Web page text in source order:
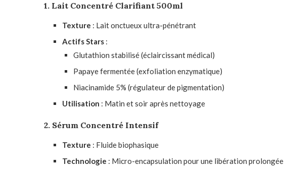
1. Lait Concentré Clarifiant 500ml
Texture : Lait onctueux ultra-pénétrant
Actifs Stars :
Glutathion stabilisé (éclaircissant médical)
Papaye fermentée (exfoliation enzymatique)
Niacinamide 5% (régulateur de pigmentation)
Utilisation : Matin et soir après nettoyage
2. Sérum Concentré Intensif
Texture : Fluide biophasique
Technologie : Micro-encapsulation pour une libération prolongée